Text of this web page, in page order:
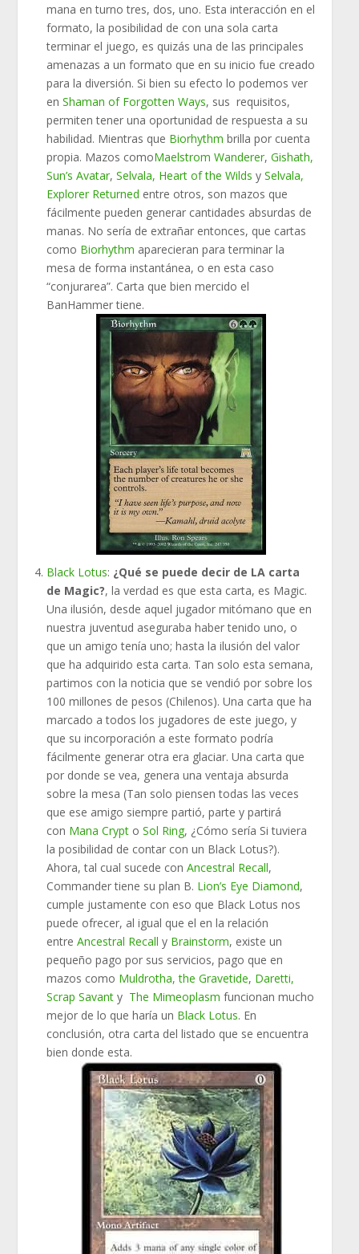
mana en turno tres, dos, uno. Esta interacción en el
formato, la posibilidad de con una sola carta
terminar el juego, es quizás una de las principales
amenazas a un formato que en su inicio fue creado
para la diversión. Si bien su efecto lo podemos ver
enShaman of Forgotten Ways, sus requisitos,
permiten tener una oportunidad de respuesta a su
habilidad. Mientras que Biorhythm brilla por cuenta
propia. Mazos comoMaelstrom Wanderer,Gishath,
Sun’s Avatar,Selvala, Heart of the Wilds ySelvala,
Explorer Returned entre otros, son mazos que
fácilmente pueden generar cantidades absurdas de
manas. No sería de extrañar entonces, que cartas
como Biorhythm aparecieran para terminar la
mesa de forma instantánea, o en esta caso
“conjurarea”. Carta que bien mercido el
BanHammer tiene.
Black Lotus: ¿Qué se puede decir de LA carta
de Magic?, la verdad es que esta carta, es Magic.
Una ilusión, desde aquel jugador mitómano que en
nuestra juventud aseguraba haber tenido uno, o
que un amigo tenía uno; hasta la ilusión del valor
que ha adquirido esta carta. Tan solo esta semana,
partimos con la noticia que se vendió por sobre los
100 millones de pesos (Chilenos). Una carta que ha
marcado a todos los jugadores de este juego, y
que su incorporación a este formato podría
fácilmente generar otra era glaciar. Una carta que
por donde se vea, genera una ventaja absurda
sobre la mesa (Tan solo piensen todas las veces
que ese amigo siempre partió, parte y partirá
con Mana Crypt oSol Ring, ¿Cómo sería Si tuviera
la posibilidad de contar con un Black Lotus?).
Ahora, tal cual sucede conAncestral Recall,
Commander tiene su plan B. Lion’s Eye Diamond,
cumple justamente con eso que Black Lotus nos
puede ofrecer, al igual que el en la relación
entreAncestral Recall y Brainstorm, existe un
pequeño pago por sus servicios, pago que en
mazos como Muldrotha, the Gravetide, Daretti,
Scrap Savant y The Mimeoplasm funcionan mucho
mejor de lo que haría un Black Lotus. En
conclusión, otra carta del listado que se encuentra
bien donde esta.